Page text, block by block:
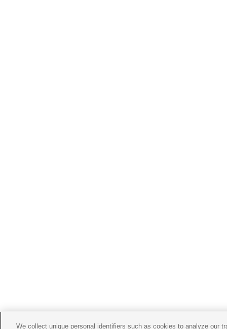
We collect unique personal identifiers such as cookies to analyze our